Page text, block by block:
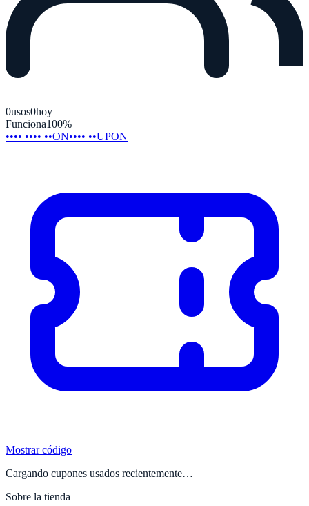
0usos0hoy
Funciona100%
•••• •••• ••ON•••• ••UPON
Mostrar código
Cargando cupones usados recientemente…
Sobre la tienda